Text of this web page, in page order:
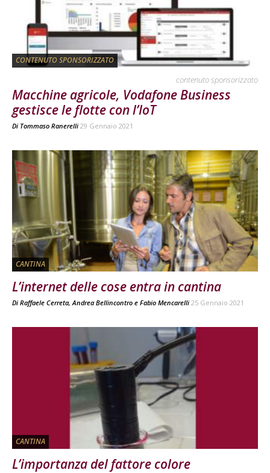
CONTENUTO SPONSORIZZATO
contenuto sponsorizzato
Macchine agricole, Vodafone Business
gestisce le flotte con l’IoT
Di Tommaso Ranerelli 29 Gennaio 2021
CANTINA
L’internet delle cose entra in cantina
Di Raffaele Cerreta,Andrea Bellincontro e Fabio Mencarelli 25 Gennaio 2021
CANTINA
L’importanza del fattore colore